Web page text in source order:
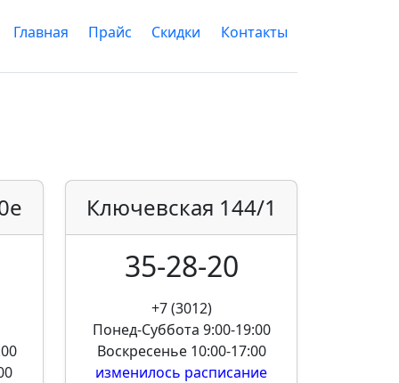
Главная Прайс Скидки Контакты
Ключевская 144/1
35-28-20
+7 (3012)
Понед-Суббота 9:00-19:00
Воскресенье 10:00-17:00
изменилось расписание